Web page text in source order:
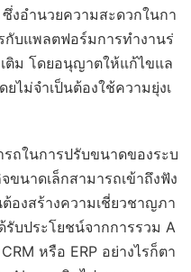
งอำนวยความสะดวกในกา
กับแพลตฟอร์มการทำงานร่
ติม โดยอนุญาตให้แก้ไขแล
ไม่จำเป็นต้องใช้ความยุ่งเ
ถในการปรับขนาดของระบ
ขนาดเล็กสามารถเข้าถึงฟัง
องสร้างความเชี่ยวชาญภา
บประโยชน์จากการรวม A
หรือ ERP อย่างไรก็ตา